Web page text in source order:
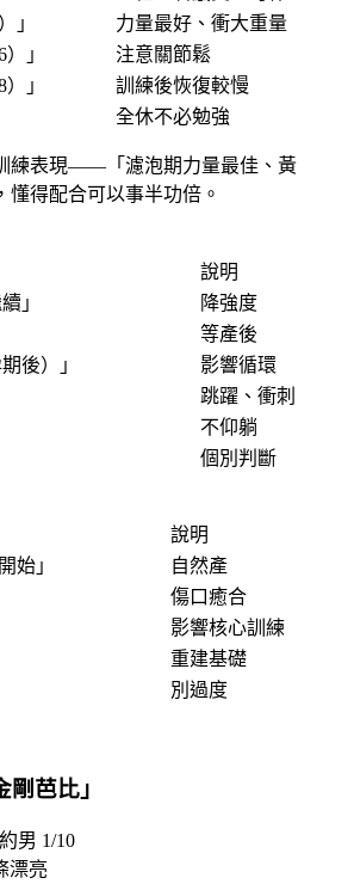
」
力量最好、衝大重量
」
注意關節鬆
」
訓練後恢復較慢
全休不必勉強
練表現——「 濾泡期力量最佳、黃
懂得配合可以事半功倍。
說明
」
降強度
等產後
後） 」
影響循環
跳躍、衝刺
不仰躺
個別判斷
說明
始 」
自然產
傷口癒合
影響核心訓練
重建基礎
別過度
剛芭比 」
男 1/10
漂亮